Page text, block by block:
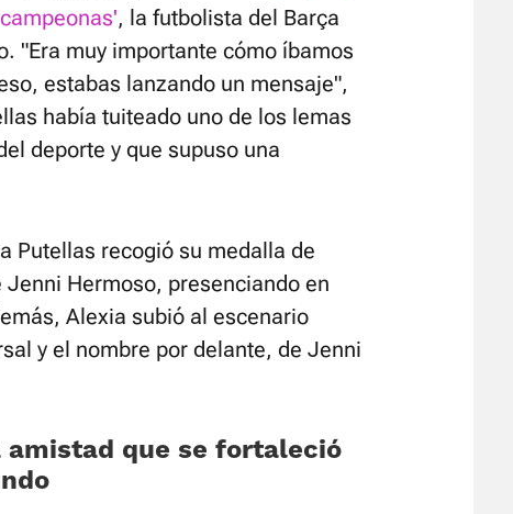
, la futbolista del Barça
"Era muy importante cómo íbamos
estabas lanzando un mensaje",
había tuiteado uno de los lemas
deporte y que supuso una
Putellas recogió su medalla de
Hermoso, presenciando en
Alexia subió al escenario
y el nombre por delante, de Jenni
amistad que se fortaleció